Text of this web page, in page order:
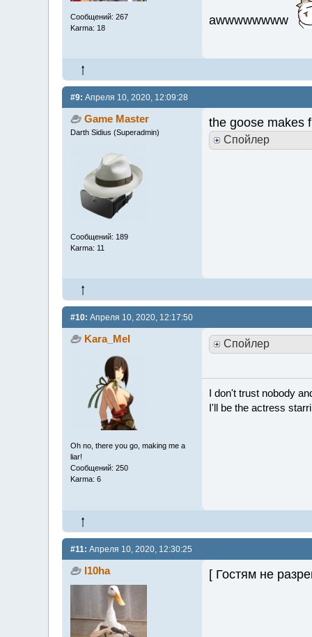
Сообщений: 267
Karma: 18
awwwwwwww
#9: Апреля 10, 2020, 12:09:28
Game Master
Darth Sidius (Superadmin)
Сообщений: 189
Karma: 11
the goose makes
Спойлер
#10: Апреля 10, 2020, 12:17:50
Kara_Mel
Oh no, there you go, making me a
liar!
Сообщений: 250
Karma: 6
Спойлер
I don't trust nobody
I'll be the actress
#11: Апреля 10, 2020, 12:30:25
l10ha [ Гостям не